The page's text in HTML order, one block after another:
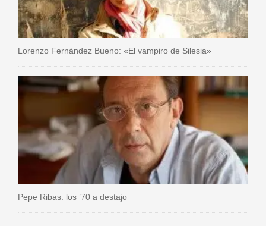
Lorenzo Fernández Bueno: «El vampiro de Silesia»
Pepe Ribas: los ’70 a destajo